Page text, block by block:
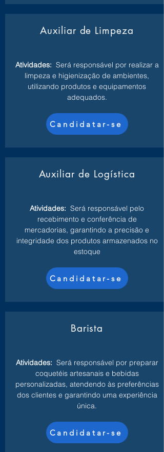
Auxiliar de Limpeza
Atividades: Será responsável por realizar a
limpeza e higienização de ambientes,
utilizando produtos e equipamentos
adequados.
Candidatar-se
Auxiliar de Logística
Atividades: Será responsável pelo
recebimento e conferência de
mercadorias, garantindo a precisão e
integridade dos produtos armazenados no
estoque
Candidatar-se
Barista
Atividades: Será responsável por preparar
coquetéis artesanais e bebidas
personalizadas, atendendo às preferências
dos clientes e garantindo uma experiência
única.
Candidatar-se